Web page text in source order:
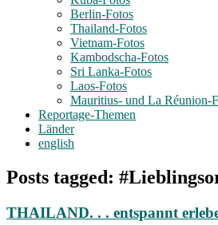
Berlin-Fotos
Thailand-Fotos
Vietnam-Fotos
Kambodscha-Fotos
Sri Lanka-Fotos
Laos-Fotos
Mauritius- und La Réunion-
Reportage-Themen
Länder
english
Posts tagged:
THAILAND. . . entspannt